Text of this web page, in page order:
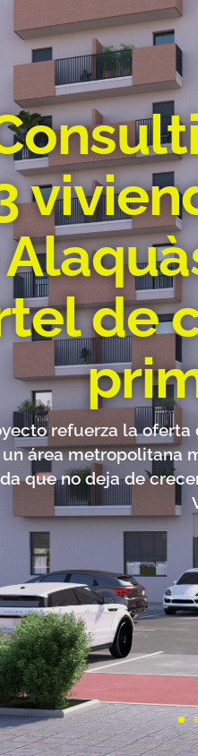
de
refuerza la
un área metropolitana
que no deja de